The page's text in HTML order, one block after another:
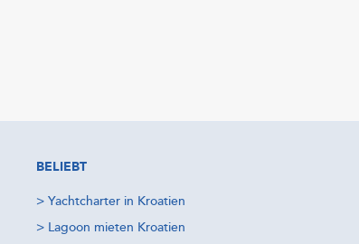
BELIEBT
> Yachtcharter in Kroatien
> Lagoon mieten Kroatien